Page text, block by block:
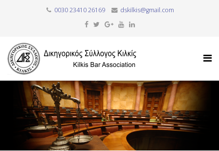
0030 23410 26169 dskilkis@gmail.com